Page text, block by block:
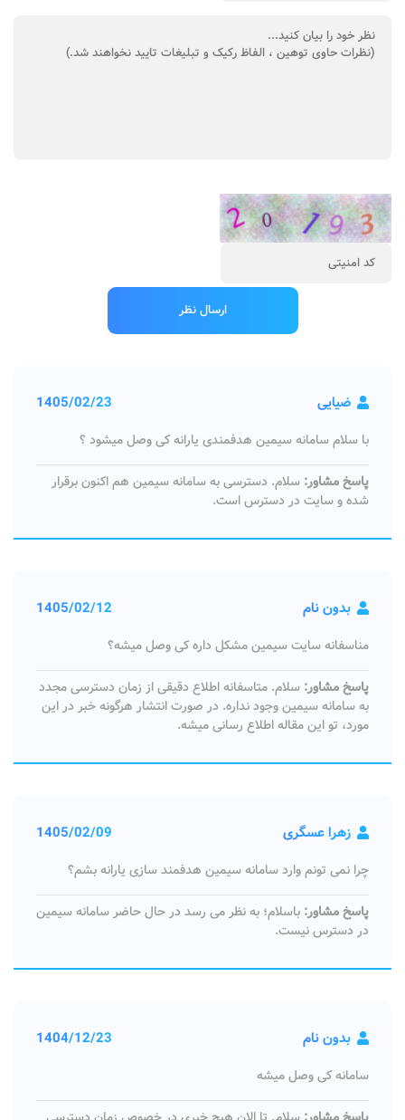
ضیایی 1405/02/23
با سلام سامانه سیمین هدفمندی یارانه کی وصل میشود ؟
پاسخ مشاور: سلام. دسترسی به سامانه سیمین هم اکنون برقرار
شده و سایت در دسترس است.
بدون نام 1405/02/12
مناسفانه سایت سیمین مشکل داره کی وصل میشه؟
پاسخ مشاور: سلام. متاسفانه اطلاع دقیقی از زمان دسترسی مجدد
به سامانه سیمین وجود نداره. در صورت انتشار هرگونه خبر در این
مورد، تو این مقاله اطلاع رسانی میشه.
زهرا عسگری 1405/02/09
چرا نمی تونم وارد سامانه سیمین هدفمند سازی یارانه بشم؟
پاسخ مشاور: باسلام؛ به نظر می رسد در حال حاضر سامانه سیمین
در دسترس نیست.
بدون نام 1404/12/23
سامانه کی وصل میشه